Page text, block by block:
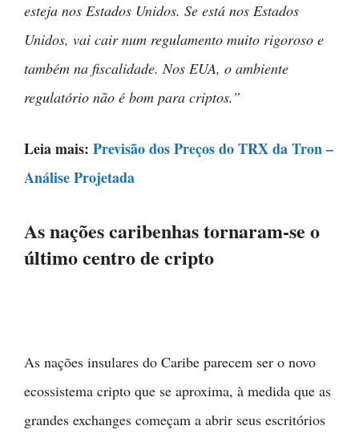
esteja nos Estados Unidos. Se está nos Estados
Unidos, vai cair num regulamento muito rigoroso e
também na fiscalidade. Nos EUA, o ambiente
regulatório não é bom para criptos.”
Leia mais: Previsão dos Preços do TRX da Tron –
Análise Projetada
As nações caribenhas tornaram-se o
último centro de cripto
As nações insulares do Caribe parecem ser o novo
ecossistema cripto que se aproxima, à medida que as
grandes exchanges começam a abrir seus escritórios